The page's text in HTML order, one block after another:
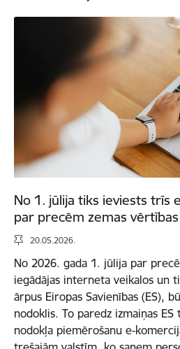
No 1. jūlija tiks ieviests trīs
par precēm zemas
20.05.2026.
No 2026. gada 1. jūlija par
iegādājas interneta veikalos un
ārpus Eiropas Savienības (ES),
nodoklis. To paredz izmaiņas
nodokļa piemērošanu e-